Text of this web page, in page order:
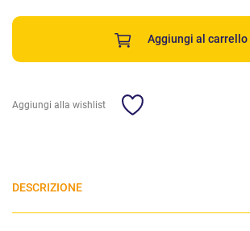
Aggiungi al carrello
Aggiungi alla wishlist
DESCRIZIONE